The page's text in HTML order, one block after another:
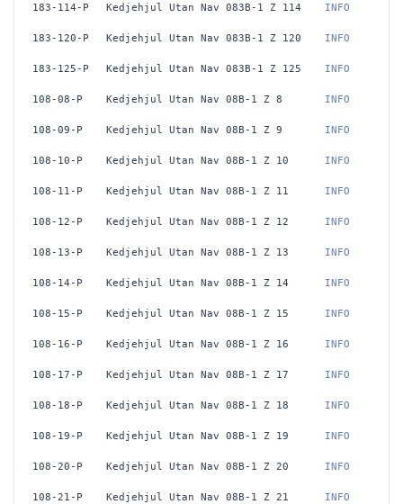
183-114-P Kedjehjul Utan Nav 083B-1 Z 114 INFO
183-120-P Kedjehjul Utan Nav 083B-1 Z 120 INFO
183-125-P Kedjehjul Utan Nav 083B-1 Z 125 INFO
108-08-P Kedjehjul Utan Nav 08B-1 Z 8 INFO
108-09-P Kedjehjul Utan Nav 08B-1 Z 9 INFO
108-10-P Kedjehjul Utan Nav 08B-1 Z 10 INFO
108-11-P Kedjehjul Utan Nav 08B-1 Z 11 INFO
108-12-P Kedjehjul Utan Nav 08B-1 Z 12 INFO
108-13-P Kedjehjul Utan Nav 08B-1 Z 13 INFO
108-14-P Kedjehjul Utan Nav 08B-1 Z 14 INFO
108-15-P Kedjehjul Utan Nav 08B-1 Z 15 INFO
108-16-P Kedjehjul Utan Nav 08B-1 Z 16 INFO
108-17-P Kedjehjul Utan Nav 08B-1 Z 17 INFO
108-18-P Kedjehjul Utan Nav 08B-1 Z 18 INFO
108-19-P Kedjehjul Utan Nav 08B-1 Z 19 INFO
108-20-P Kedjehjul Utan Nav 08B-1 Z 20 INFO
108-21-P Kedjehjul Utan Nav 08B-1 Z 21 INFO